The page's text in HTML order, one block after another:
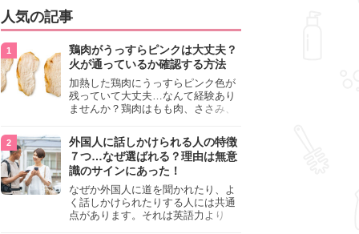
人気の記事
鶏肉がうっすらピンクは大丈夫？
火が通っているか確認する方法
加熱した鶏肉にうっすらピンク色が
残っていて大丈夫…なんて経験あり
ませんか？鶏肉はもも肉、ささみ、
わいが異なり、いろいろと楽しめる
料理ですが、鶏肉は加熱した後でも
うっすらピンク色の部分が大丈夫な
のと気になるときがあります。この
記事では生焼けか火が通っているの
かを確認する方法や、鶏肉を調理す
るときの注意点を紹介しますので、
参考にしてみてくださいね。
外国人に話しかけられる人の特徴
７つ…なぜ選ばれる？理由は無意
識のサインにあった！
なぜか外国人に道を聞かれたり、よ
く話しかけられたりする人には共通
点があります。それは英語力より